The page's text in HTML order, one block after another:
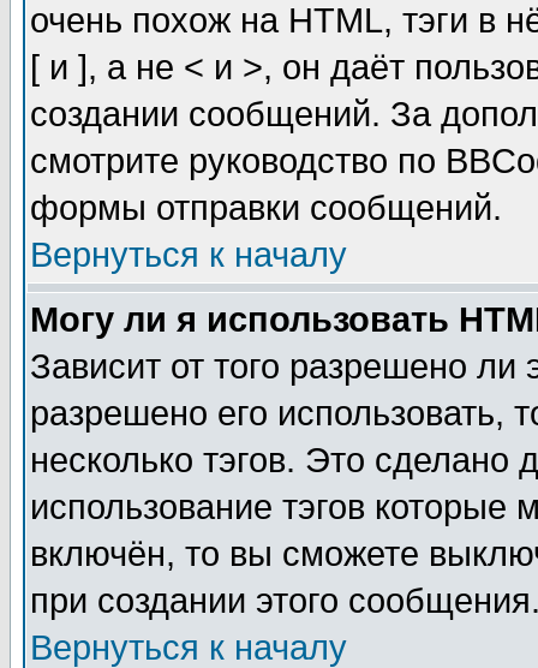
очень похож на HTML, тэги в
[ и ], а не < и >, он даёт
создании сообщений. За
смотрите руководство по
формы отправки сообщений.
Вернуться к началу
Могу ли я использовать
Зависит от того разрешено
разрешено его использовать,
несколько тэгов. Это сделано
использование тэгов
включён, то вы сможете
при создании этого
Вернуться к началу